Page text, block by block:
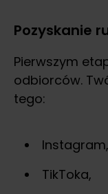
Pozyskanie
Pierwszym
odbiorców.
tego:
Instagram,
TikToka,